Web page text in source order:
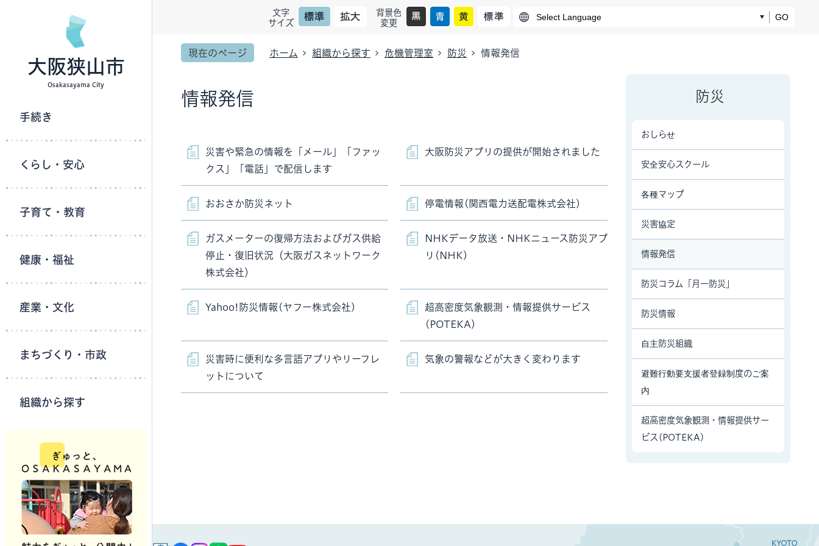
文字
サイズ
背景色
変更
GO
現在のページ ホーム 組織から探す 危機管理室 防災 情報発信
大阪狭山市
Osakasayama City
手続き
くらし・安心
子育て・教育
健康・福祉
産業・文化
まちづくり・市政
組織から探す
情報発信
災害や緊急の情報を「メール」「ファッ
クス」「電話」で配信します
大阪防災アプリの提供が開始されました
おおさか防災ネット 停電情報(関西電力送配電株式会社)
ガスメーターの復帰方法およびガス供給
停止・復旧状況（大阪ガスネットワーク
株式会社）
NHKデータ放送・NHKニュース防災アプ
リ(NHK)
Yahoo!防災情報(ヤフー株式会社)
超高密度気象観測・情報提供サービス
(POTEKA)
災害時に便利な多言語アプリやリーフレ
ットについて
気象の警報などが大きく変わります
防災
おしらせ
安全安心スクール
各種マップ
災害協定
情報発信
防災コラム「月一防災」
防災情報
自主防災組織
避難行動要支援者登録制度のご案
内
超高密度気象観測・情報提供サー
ビス(POTEKA)